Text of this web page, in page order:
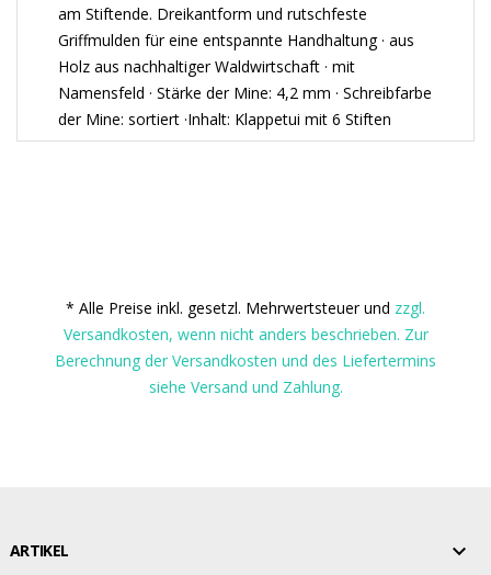
am Stiftende. Dreikantform und rutschfeste
Griffmulden für eine entspannte Handhaltung · aus
Holz aus nachhaltiger Waldwirtschaft · mit
Namensfeld · Stärke der Mine: 4,2 mm · Schreibfarbe
der Mine: sortiert ·Inhalt: Klappetui mit 6 Stiften
* Alle Preise inkl. gesetzl. Mehrwertsteuer und zzgl.
Versandkosten, wenn nicht anders beschrieben. Zur
Berechnung der Versandkosten und des Liefertermins
siehe Versand und Zahlung.
ARTIKEL 